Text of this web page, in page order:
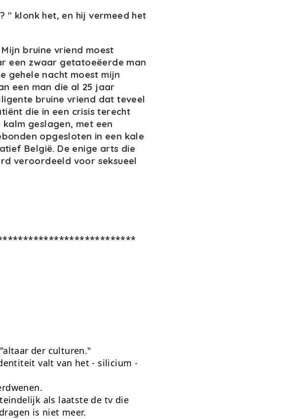
" klonk het, en hij vermeed het
bruine vriend moest
een zwaar getatoeëerde man
gehele nacht moest mijn
een man die al 25 jaar
bruine vriend dat teveel
die in een crisis terecht
geslagen, met een
opgesloten in een kale
België. De enige arts die
veroordeeld voor seksueel
der culturen."
valt van het - silicium -
als laatste de tv die
is niet meer.